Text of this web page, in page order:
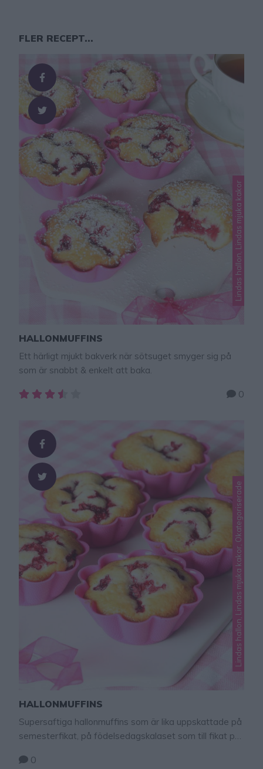
FLER RECEPT...
Lindas hallon, Lindas mjuka kakor
HALLONMUFFINS
Ett härligt mjukt bakverk när sötsuget smyger sig på
som är snabbt & enkelt att baka.
0
Lindas hallon, Lindas mjuka kakor, Okategoriserade
HALLONMUFFINS
Supersaftiga hallonmuffins som är lika uppskattade på
semesterfikat, på födelsedagskalaset som till fikat på
0